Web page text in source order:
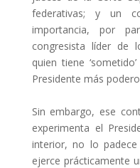
federativas; y un
importancia, por
congresista líder de
quien tiene
Presidente más
Sin embargo, ese
experimenta el
interior, no lo
ejerce prácticamente